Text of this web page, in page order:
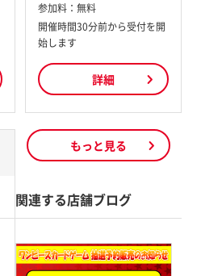
参加料： 無料
開催時間30分前から受付を開
始します
詳細
もっと見る
関連する店舗ブログ